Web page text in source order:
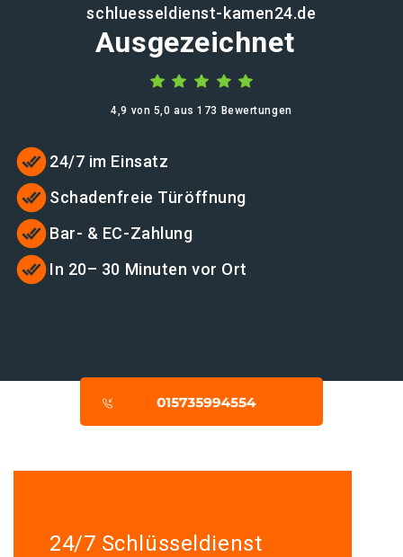
schluesseldienst-kamen24.de
Ausgezeichnet
4,9 von 5,0 aus 173 Bewertungen
24/7 im Einsatz
Schadenfreie Türöffnung
Bar- & EC-Zahlung
In 20– 30 Minuten vor Ort
24/7 Schlüsseldienst